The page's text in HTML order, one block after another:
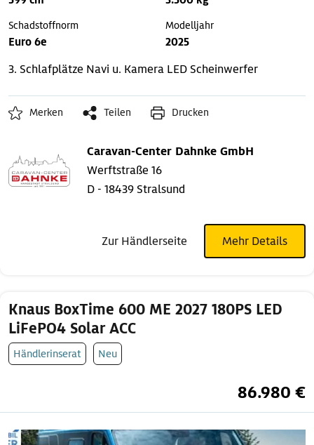
Schadstoffnorm
Euro 6e
Modelljahr
2025
3. Schlafplätze Navi u. Kamera LED Scheinwerfer
Merken Teilen Drucken
Caravan-Center Dahnke GmbH
Werftstraße 16
D - 18439 Stralsund
Zur Händlerseite Mehr Details
Knaus BoxTime 600 ME 2027 180PS LED
LiFePO4 Solar ACC
Händlerinserat Neu
86.980 €